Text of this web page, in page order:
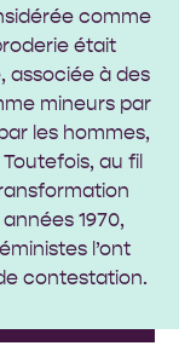
comme
était
associée à des
mineurs par
les hommes,
au fil
1970,
l’ont
contestation.